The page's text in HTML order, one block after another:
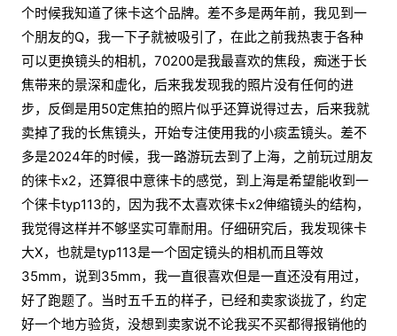
个时候我知道了徕卡这个品牌。差不多是两年前，我见到一
个朋友的Q，我一下子就被吸引了，在此之前我热衷于各种
可以更换镜头的相机，70200是我最喜欢的焦段，痴迷于长
焦带来的景深和虚化，后来我发现我的照片没有任何的进
步，反倒是用50定焦拍的照片似乎还算说得过去，后来我就
卖掉了我的长焦镜头，开始专注使用我的小痰盂镜头。差不
多是2024年的时候，我一路游玩去到了上海，之前玩过朋友
的徕卡x2，还算很中意徕卡的感觉，到上海是希望能收到一
个徕卡typ113的，因为我不太喜欢徕卡x2伸缩镜头的结构，
我觉得这样并不够坚实可靠耐用。仔细研究后，我发现徕卡
大X，也就是typ113是一个固定镜头的相机而且等效
35mm，说到35mm，我一直很喜欢但是一直还没有用过，
好了跑题了。当时五千五的样子，已经和卖家谈拢了，约定
好一个地方验货，没想到卖家说不论我买不买都得报销他的